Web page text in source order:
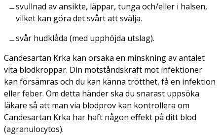
svullnad av ansikte, läppar, tunga och/eller i halsen,
vilket kan göra det svårt att svälja.
svår hudklåda (med upphöjda utslag).
Candesartan Krka kan orsaka en minskning av antalet
vita blodkroppar. Din motståndskraft mot infektioner
kan försämras och du kan känna trötthet, få en infektion
eller feber. Om detta händer ska du snarast uppsöka
läkare så att man via blodprov kan kontrollera om
Candesartan Krka har haft någon effekt på ditt blod
(agranulocytos).